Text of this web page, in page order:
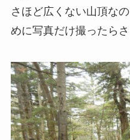
さほど広くない山頂なの
めに写真だけ撮ったら